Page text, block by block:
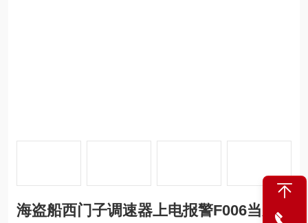
海盗船西门子调速器上电报警F006当天